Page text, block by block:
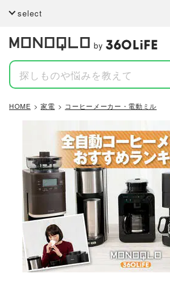
select
by
HOME 家電 コーヒーメーカー・電動ミル